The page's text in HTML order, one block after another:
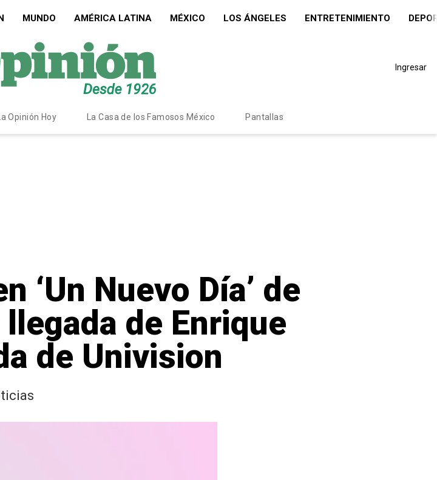
MUNDO AMÉRICA LATINA MÉXICO LOS ÁNGELES ENTRETENIMIENTO
Ingresar
Opinión Hoy La Casa de los Famosos México Pantallas
‘Un Nuevo Día’ de
de Enrique
de Univision